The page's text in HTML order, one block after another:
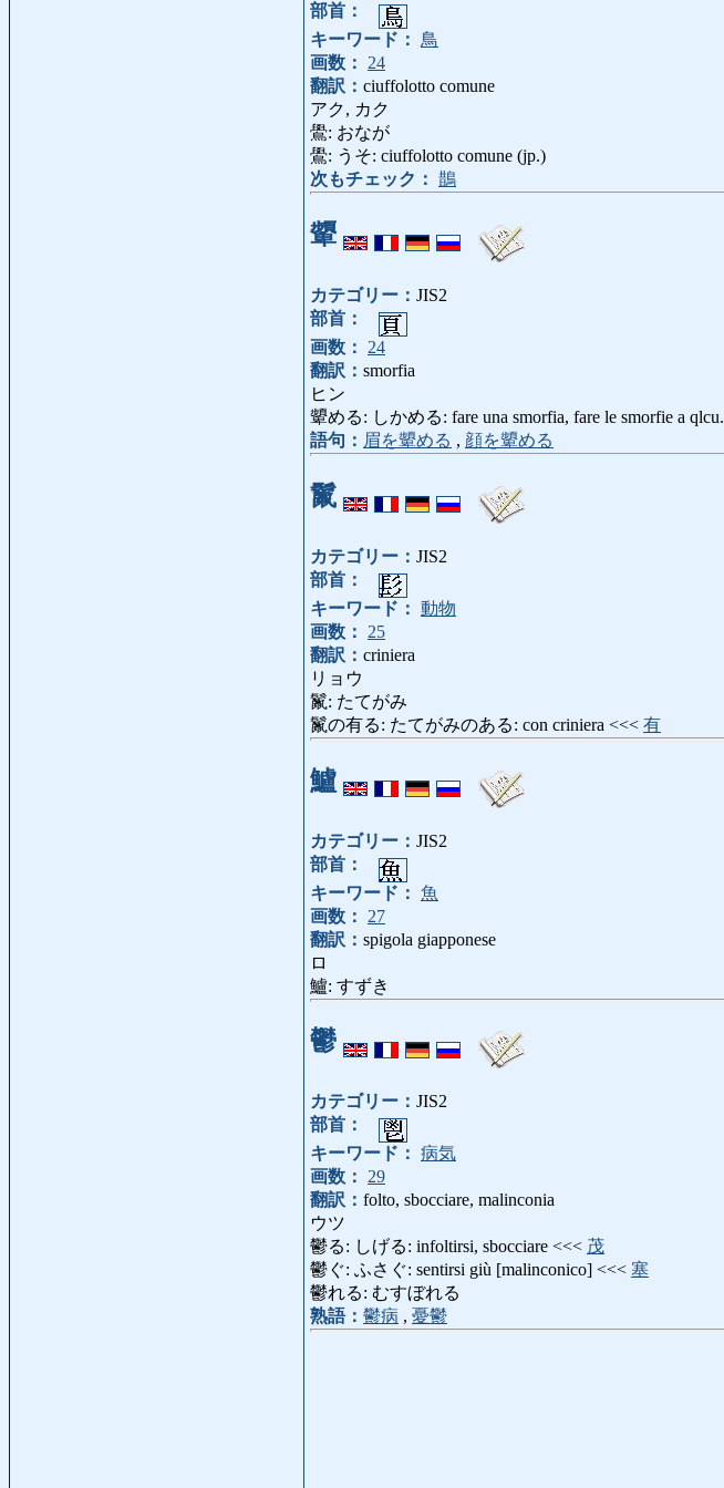
部首：
キーワード：
鳥
画数：
24
翻訳： ciuffolotto comune
アク, カク
鷽: おなが
鷽: うそ: ciuffolotto comune (jp.)
次もチェック： 鵲
顰
カテゴリー： JIS2
部首：
画数：
24
翻訳： smorfia
ヒン
顰める: しかめる: fare una smorfia, fare le smorfie a qlcu.
語句： 眉を顰める , 顔を顰める
鬣
カテゴリー： JIS2
部首：
キーワード： 動物
画数：
25
翻訳： criniera
リョウ
鬣: たてがみ
鬣の有る: たてがみのある: con criniera <<< 有
鱸
カテゴリー： JIS2
部首：
キーワード： 魚
画数：
27
翻訳： spigola giapponese
ロ
鱸: すずき
鬱
カテゴリー： JIS2
部首：
キーワード： 病気
画数：
29
翻訳： folto, sbocciare, malinconia
ウツ
鬱る: しげる: infoltirsi, sbocciare <<< 茂
鬱ぐ: ふさぐ: sentirsi giù [malinconico] <<< 塞
鬱れる: むすぼれる
熟語： 鬱病 , 憂鬱